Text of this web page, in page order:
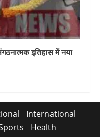
इतिहास में नया
International
Health